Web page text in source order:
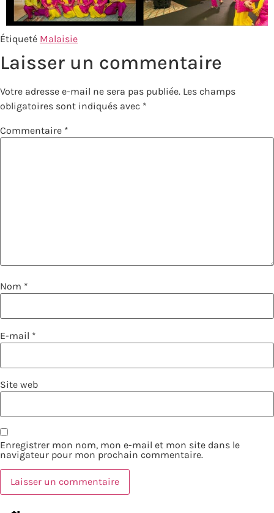
Étiqueté Malaisie
Laisser un commentaire
Votre adresse e-mail ne sera pas publiée. Les champs
obligatoires sont indiqués avec *
Commentaire *
Nom *
E-mail *
Site web
Enregistrer mon nom, mon e-mail et mon site dans le
navigateur pour mon prochain commentaire.